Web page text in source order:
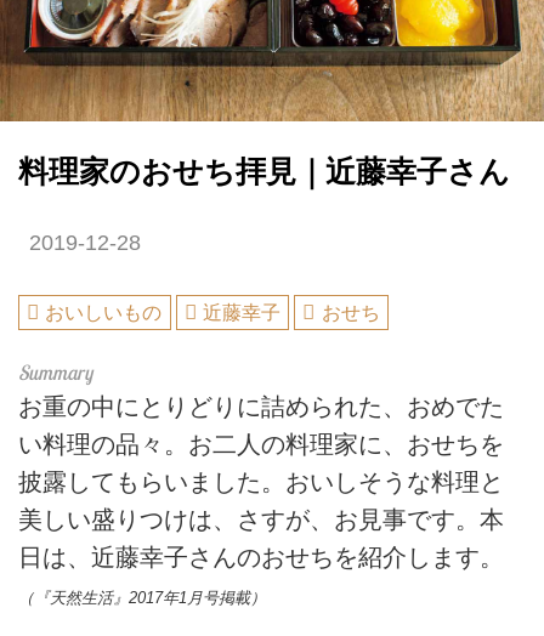
料理家のおせち拝見｜近藤幸子さん
2019-12-28
おいしいもの 近藤幸子 おせち
お重の中にとりどりに詰められた、おめでた
い料理の品々。お二人の料理家に、おせちを
披露してもらいました。おいしそうな料理と
美しい盛りつけは、さすが、お見事です。本
日は、近藤幸子さんのおせちを紹介します。
（『天然生活』2017年1月号掲載）